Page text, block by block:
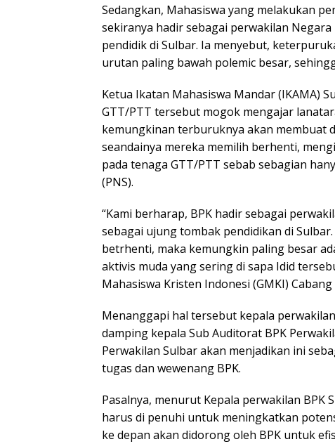
Sedangkan, Mahasiswa yang melakukan
sekiranya hadir sebagai perwakilan
pendidik di Sulbar. Ia menyebut,
urutan paling bawah polemic besar,
Ketua Ikatan Mahasiswa Mandar (IKAMA)
GTT/PTT tersebut mogok mengajar
kemungkinan terburuknya akan membuat
seandainya mereka memilih berhenti,
pada tenaga GTT/PTT sebab sebagian
(PNS).
“Kami berharap, BPK hadir sebagai
sebagai ujung tombak pendidikan di
betrhenti, maka kemungkin paling besar
aktivis muda yang sering di sapa Idid
Mahasiswa Kristen Indonesi (GMKI)
Menanggapi hal tersebut kepala
damping kepala Sub Auditorat BPK
Perwakilan Sulbar akan menjadikan ini
tugas dan wewenang BPK.
Pasalnya, menurut Kepala perwakilan BPK
harus di penuhi untuk meningkatkan
ke depan akan didorong oleh BPK untuk